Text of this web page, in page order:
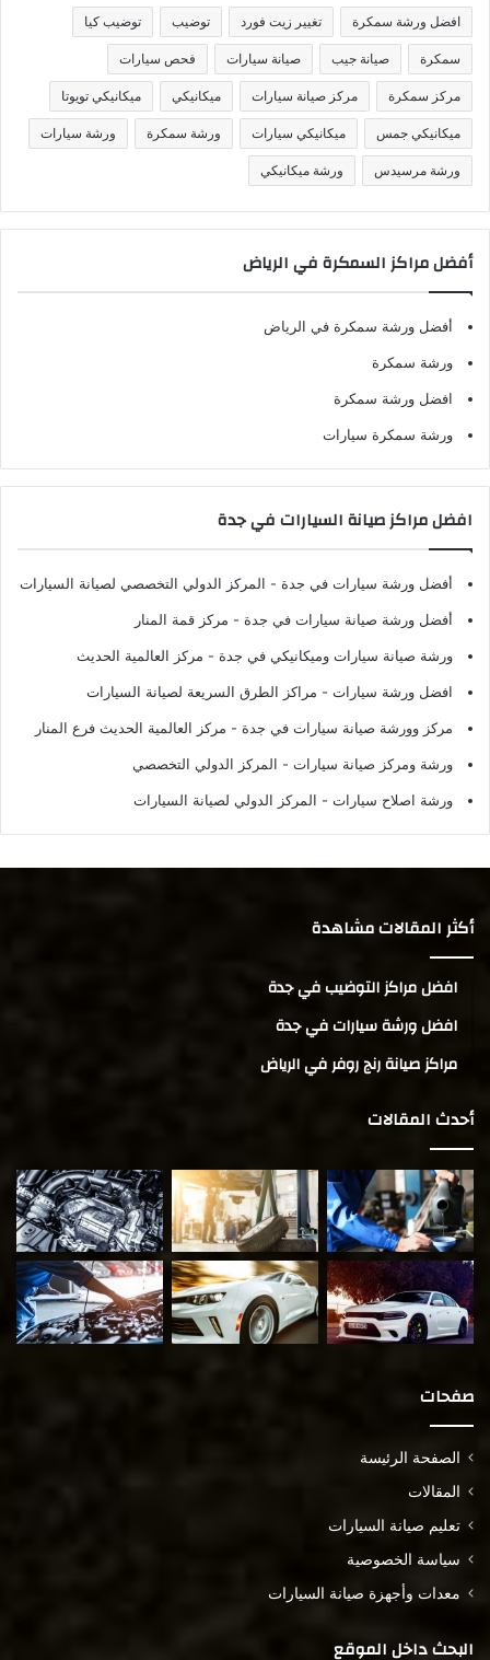
ف
ا
افضل ورشة سمكرة تغيير زيت فورد توضيب توضيب كيا
سمكرة صيانة جيب صيانة سيارات فحص سيارات
مركز سمكرة مركز صيانة سيارات ميكانيكي ميكانيكي تويوتا
ميكانيكي جمس ميكانيكي سيارات ورشة سمكرة ورشة سيارات
ورشة مرسيدس ورشة ميكانيكي
أفضل مراكز السمكرة في الرياض
أفضل ورشة سمكرة في الرياض
ورشة سمكرة
افضل ورشة سمكرة
ورشة سمكرة سيارات
افضل مراكز صيانة السيارات في جدة
أفضل ورشة سيارات في جدة - المركز الدولي التخصصي لصيانة السيارات
أفضل ورشة صيانة سيارات في جدة - مركز قمة المنار
ورشة صيانة سيارات وميكانيكي في جدة - مركز العالمية الحديث
افضل ورشة سيارات - مراكز الطرق السريعة لصيانة السيارات
مركز وورشة صيانة سيارات في جدة - مركز العالمية الحديث فرع المنار
ورشة ومركز صيانة سيارات - المركز الدولي التخصصي
ورشة اصلاح سيارات - المركز الدولي لصيانة السيارات
أكثر المقالات مشاهدة
افضل مراكز التوضيب في جدة
افضل ورشة سيارات في جدة
مراكز صيانة رنج روفر في الرياض
أحدث المقالات
صفحات
الصفحة الرئيسة
المقالات
تعليم صيانة السيارات
سياسة الخصوصية
معدات وأجهزة صيانة السيارات
البحث داخل الموقع